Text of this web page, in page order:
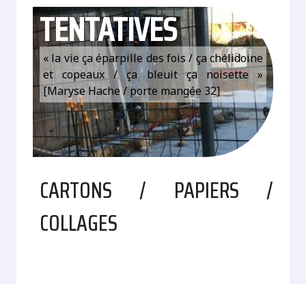
TENTATIVES
« la vie ça éparpille des fois / ça chélidoine
et copeaux / ça bleuit ça noisette »
[Maryse Hache / porte mangée 32]
CARTONS / PAPIERS /
COLLAGES